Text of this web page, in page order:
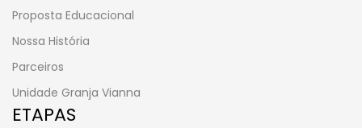
Proposta Educacional
Nossa História
Parceiros
Unidade Granja Vianna
ETAPAS